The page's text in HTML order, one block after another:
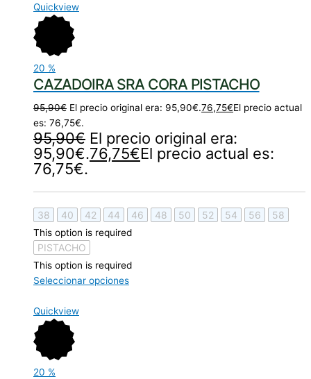
Quickview
20 %
CAZADOIRA SRA CORA PISTACHO
95,90€ El precio original era: 95,90€.76,75€El precio actual
es: 76,75€.
95,90€ El precio original era:
95,90€.76,75€El precio actual es:
76,75€.
38 40 42 44 46 48 50 52 54 56 58
This option is required
PISTACHO
This option is required
Seleccionar opciones
Quickview
20 %